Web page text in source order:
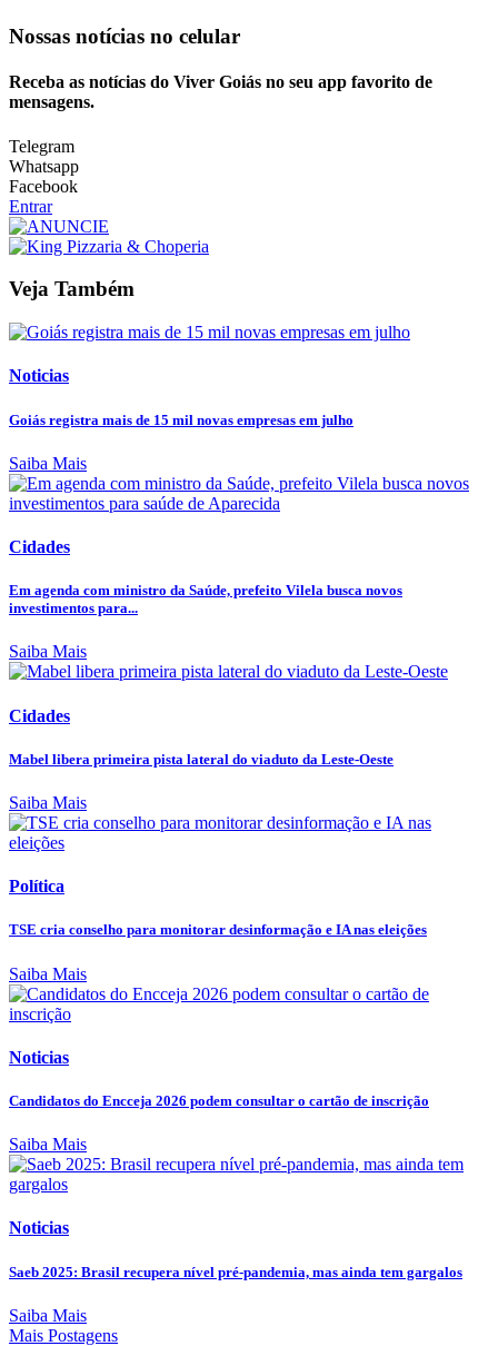
Nossas notícias no celular
Receba as notícias do Viver Goiás no seu app favorito de
mensagens.
Telegram
Whatsapp
Facebook
Entrar
Veja Também
Noticias
Goiás registra mais de 15 mil novas empresas em julho
Saiba Mais
Cidades
Em agenda com ministro da Saúde, prefeito Vilela busca novos
investimentos para...
Saiba Mais
Cidades
Mabel libera primeira pista lateral do viaduto da Leste-Oeste
Saiba Mais
Política
TSE cria conselho para monitorar desinformação e IA nas eleições
Saiba Mais
Noticias
Candidatos do Encceja 2026 podem consultar o cartão de inscrição
Saiba Mais
Noticias
Saeb 2025: Brasil recupera nível pré-pandemia, mas ainda tem gargalos
Saiba Mais
Mais Postagens